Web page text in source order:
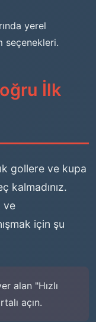
yerel
seçenekleri.
İlk
gollere ve kupa
kalmadınız.
ve
için şu
alan "Hızlı
açın.